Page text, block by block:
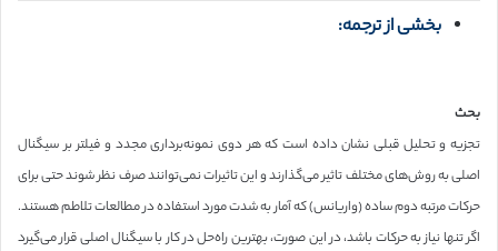
بخشی از ترجمه:
بحث
تجزیه و تحلیل قبلی نشان داده است که هر دوی نمونه‌برداری مجدد و فیلتر بر سیگنال
اصلی به روش‌های مختلف تاثیر می‌گذارند و این تاثیرات نمی‌توانند صرف نظر شوند حتی برای
حرکات مرتبه دوم ساده (واریانس) که آمار به شدت مورد استفاده در مطالعات تلاطم هستند.
اگر تنها نیاز به حرکات باشد، در این صورت، بهترین راه‌حل در کار با سیگنال اصلی قرار می‌گیرد